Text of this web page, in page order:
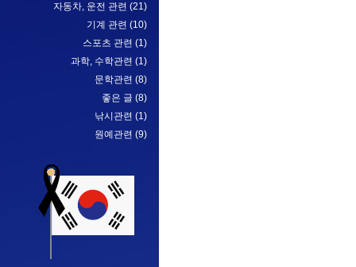
자동차, 운전 관련 (21)
기계 관련 (10)
스포츠 관련 (1)
과학, 수학관련 (1)
문학관련 (8)
좋은 글 (8)
낚시관련 (1)
원예관련 (9)